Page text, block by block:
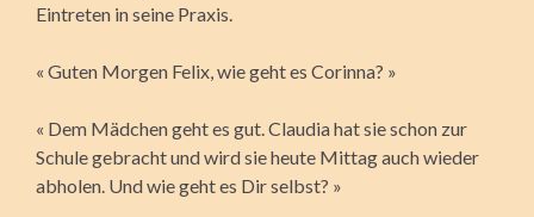
Eintreten in seine Praxis.
« Guten Morgen Felix, wie geht es Corinna? »
« Dem Mädchen geht es gut. Claudia hat sie schon zur
Schule gebracht und wird sie heute Mittag auch wieder
abholen. Und wie geht es Dir selbst? »